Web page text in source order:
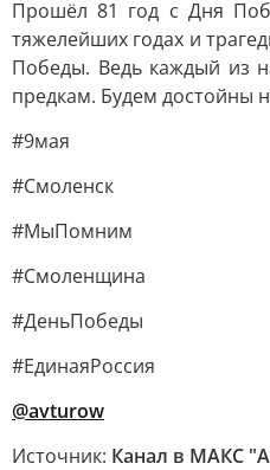
Прошёл 81 год с Дня
тяжелейших годах и
Победы. Ведь каждый из
предкам. Будем достойны
#9мая
#Смоленск
#МыПомним
#Смоленщина
#ДеньПобеды
#ЕдинаяРоссия
@avturow
Источник: Канал в МАКС